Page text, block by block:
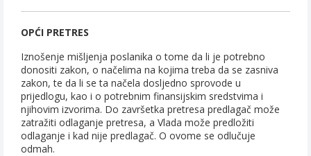
OPĆI PRETRES
Iznošenje mišljenja poslanika o tome da li je potrebno
donositi zakon, o načelima na kojima treba da se zasniva
zakon, te da li se ta načela dosljedno sprovode u
prijedlogu, kao i o potrebnim finansijskim sredstvima i
njihovim izvorima. Do završetka pretresa predlagač može
zatražiti odlaganje pretresa, a Vlada može predložiti
odlaganje i kad nije predlagač. O ovome se odlučuje
odmah.